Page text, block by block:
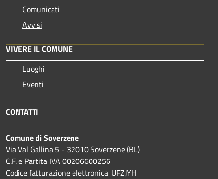
Comunicati
Avvisi
VIVERE IL COMUNE
Luoghi
Eventi
CONTATTI
Comune di Soverzene
Via Val Gallina 5 - 32010 Soverzene (BL)
C.F. e Partita IVA 00206600256
Codice fatturazione elettronica: UFZJYH